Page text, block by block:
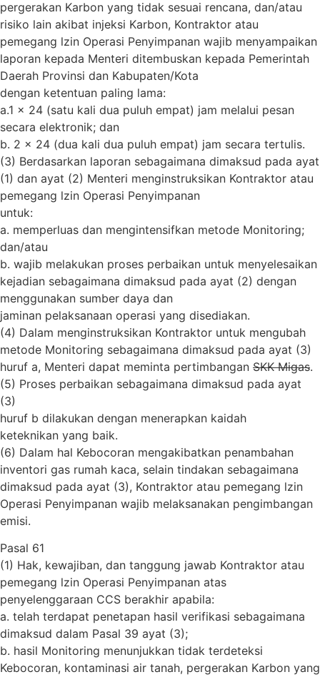
pergerakan Karbon yang tidak sesuai rencana, dan/atau
risiko lain akibat injeksi Karbon, Kontraktor atau
pemegang lzin Operasi Penyimpanan wajib menyampaikan
laporan kepada Menteri ditembuskan kepada Pemerintah
Daerah Provinsi dan Kabupaten/Kota
dengan ketentuan paling lama:
a.1 x 24 (satu kali dua puluh empat) jam melalui pesan
secara elektronik; dan
b. 2 x 24 (dua kali dua puluh empat) jam secara tertulis.
(3) Berdasarkan laporan sebagaimana dimaksud pada ayat
(1) dan ayat (2) Menteri menginstruksikan Kontraktor atau
pemegang lzin Operasi Penyimpanan
untuk:
a. memperluas dan mengintensifkan metode Monitoring;
dan/atau
b. wajib melakukan proses perbaikan untuk menyelesaikan
kejadian sebagaimana dimaksud pada ayat (2) dengan
menggunakan sumber daya dan
jaminan pelaksanaan operasi yang disediakan.
(4) Dalam menginstruksikan Kontraktor untuk mengubah
metode Monitoring sebagaimana dimaksud pada ayat (3)
huruf a, Menteri dapat meminta pertimbangan SKK Migas.
(5) Proses perbaikan sebagaimana dimaksud pada ayat
(3)
huruf b dilakukan dengan menerapkan kaidah
keteknikan yang baik.
(6) Dalam hal Kebocoran mengakibatkan penambahan
inventori gas rumah kaca, selain tindakan sebagaimana
dimaksud pada ayat (3), Kontraktor atau pemegang lzin
Operasi Penyimpanan wajib melaksanakan pengimbangan
emisi.
Pasal 61
(1) Hak, kewajiban, dan tanggung jawab Kontraktor atau
pemegang lzin Operasi Penyimpanan atas
penyelenggaraan CCS berakhir apabila:
a. telah terdapat penetapan hasil verifikasi sebagaimana
dimaksud dalam Pasal 39 ayat (3);
b. hasil Monitoring menunjukkan tidak terdeteksi
Kebocoran, kontaminasi air tanah, pergerakan Karbon yang